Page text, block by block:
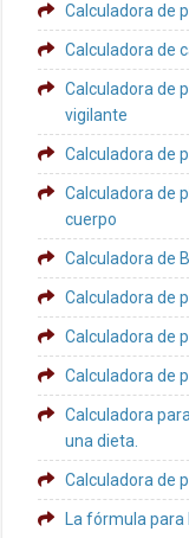
Calculadora de
Calculadora de
Calculadora de
vigilante
Calculadora de
Calculadora de
cuerpo
Calculadora de
Calculadora de
Calculadora de
Calculadora de
Calculadora
una dieta.
Calculadora de
La fórmula